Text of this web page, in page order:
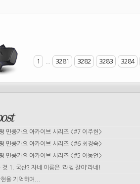
1 3281 3282 3283 3284
민중가요 아카이브 시리즈 <#7 이주헌>
민중가요 아카이브 시리즈 <#6 최경숙>
민중가요 아카이브 시리즈 <#5 이동언>
것 1. 국산? 자네 이름은 '라벨 갈이'라네!
을 기억하며...